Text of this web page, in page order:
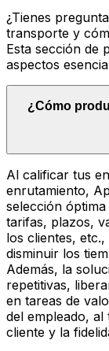
¿Tienes
transporte y
Esta sección de
aspectos
¿Cómo
Al calificar tus
enrutamiento,
selección
tarifas, plazos,
los clientes,
disminuir los
Además, la
repetitivas,
en tareas de
del empleado, al
cliente y la